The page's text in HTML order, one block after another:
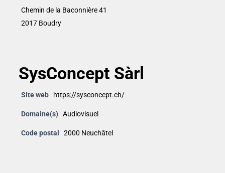
Chemin de la Baconnière 41
2017 Boudry
SysConcept Sàrl
Site web https://sysconcept.ch/
Domaine(s) Audiovisuel
Code postal 2000 Neuchâtel